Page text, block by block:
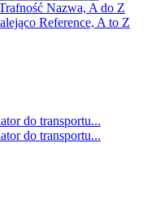
Nazwa, A do Z
Reference, A to Z